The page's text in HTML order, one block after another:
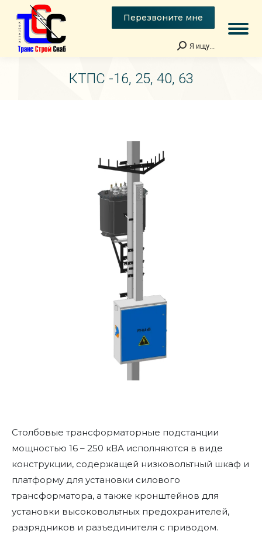
Перезвоните мне
Поиск:
Я ищу...
КТПС -16, 25, 40, 63
Столбовые трансформаторные подстанции
мощностью 16 – 250 кВА исполняются в виде
конструкции, содержащей низковольтный шкаф и
платформу для установки силового
трансформатора, а также кронштейнов для
установки высоковольтных предохранителей,
разрядников и разъединителя с приводом.